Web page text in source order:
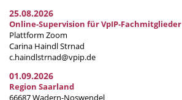
25.08.2026
Online-Supervision für VpIP-Fachmitglieder
Plattform Zoom
Carina Haindl Strnad
c.haindlstrnad@vpip.de
01.09.2026
Region Saarland